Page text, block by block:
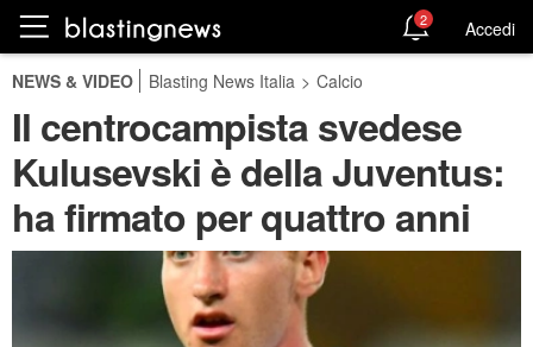
2 Accedi
NEWS & VIDEO Blasting News Italia > Calcio
Il centrocampista svedese
Kulusevski è della Juventus:
ha firmato per quattro anni